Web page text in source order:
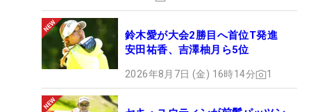
鈴木愛が大会2勝目へ首位T発進
安田祐香、吉澤柚月ら5位
2026年8月7日 (金) 16時14分 1